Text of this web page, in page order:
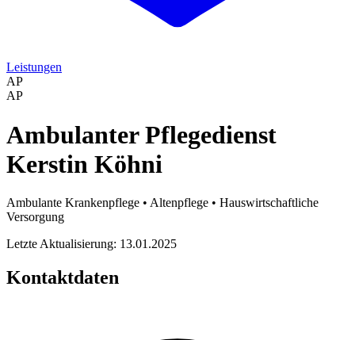
Leistungen
AP
AP
Ambulanter Pflegedienst
Kerstin Köhni
Ambulante Krankenpflege • Altenpflege • Hauswirtschaftliche
Versorgung
Letzte Aktualisierung: 13.01.2025
Kontaktdaten